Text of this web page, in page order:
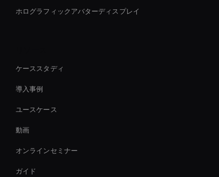
ホログラフィックアバターディスプレイ
ケーススタディ
導入事例
ユースケース
動画
オンラインセミナー
ガイド